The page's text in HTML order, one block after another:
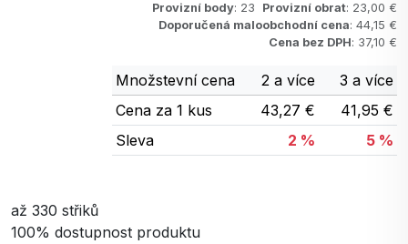
Provizní body: 23 Provizní obrat: 23,00 €
Doporučená maloobchodní cena: 44,15 €
Cena bez DPH: 37,10 €
Množstevní cena 2 a více
3 a více
Cena za 1 kus
43,27 €
41,95 €
Sleva
2 % 5 %
až 330 střiků
100% dostupnost produktu